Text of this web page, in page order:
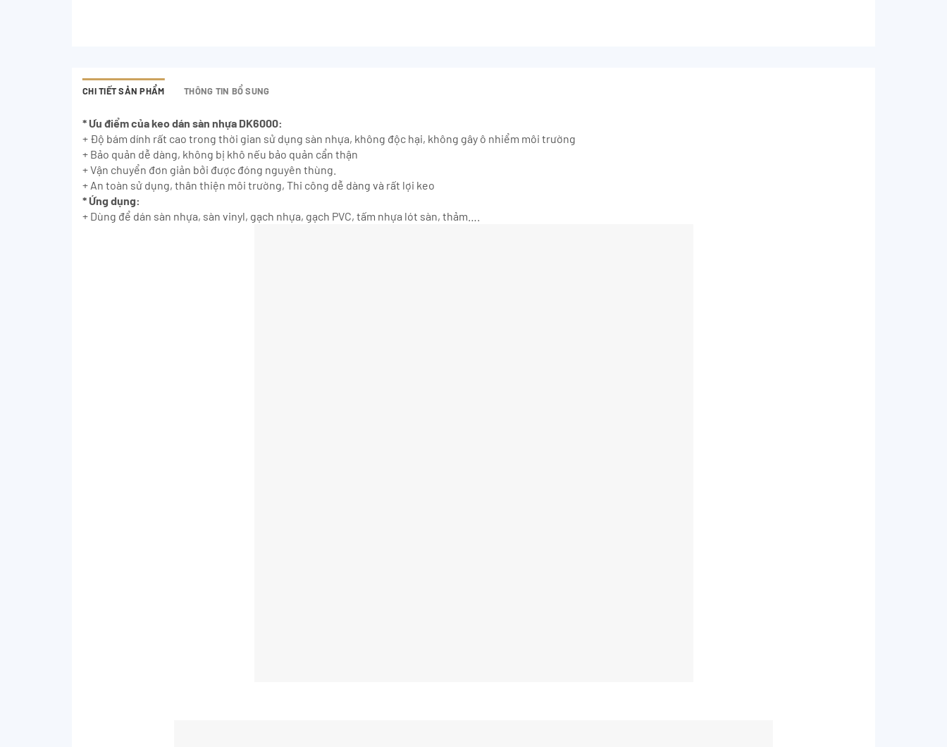
CHI TIẾT SẢN PHẨM THÔNG TIN BỔ SUNG
* Ưu điểmcủa keo dán sàn nhựa DK6000:
+ Độ bám dính rất cao trong thời gian sử dụng sàn nhựa, không độc hại, không gây ô nhiểm môi trường
+ Bảo quản dễ dàng, không bị khô nếu bảo quản cẩn thận
+ Vận chuyển đơn giản bởi được đóng nguyên thùng.
+ An toàn sử dụng, thân thiện môi trường, Thi công dễ dàng và rất lợi keo
* Ứng dụng:
+ Dùng để dán sàn nhựa, sàn vinyl, gạch nhựa, gạch PVC, tấm nhựa lót sàn, thảm….